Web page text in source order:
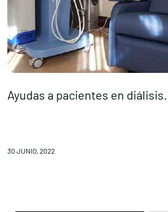
Ayudas a pacientes en diálisis...
30 JUNIO, 2022